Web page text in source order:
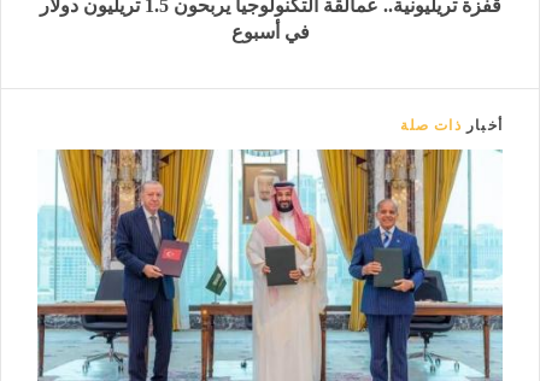
قفزة تريليونية.. عمالقة التكنولوجيا يربحون 1.5 تريليون دولار
في أسبوع
أخبار ذات صلة